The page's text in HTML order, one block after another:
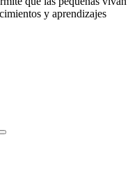
y aprendizajes